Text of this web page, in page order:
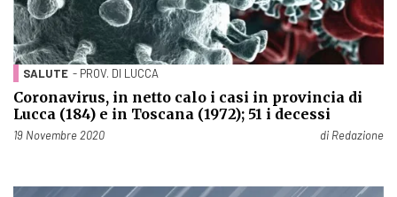
SALUTE - PROV. DI LUCCA
Coronavirus, in netto calo i casi in provincia di
Lucca (184) e in Toscana (1972); 51 i decessi
Pubblicato il
19 Novembre 2020 di Redazione